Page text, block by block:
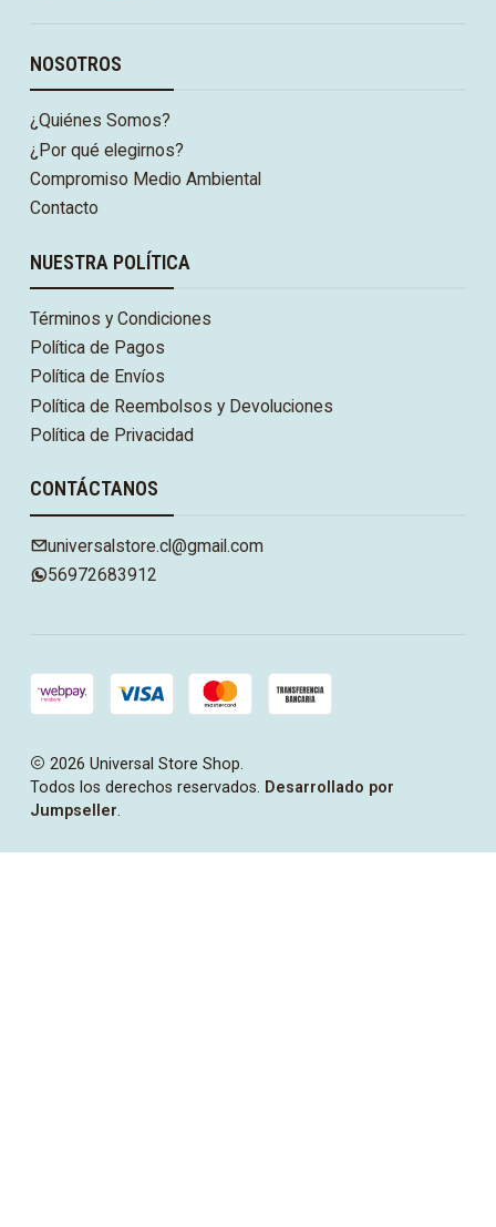
NOSOTROS
¿Quiénes Somos?
¿Por qué elegirnos?
Compromiso Medio Ambiental
Contacto
NUESTRA POLÍTICA
Términos y Condiciones
Política de Pagos
Política de Envíos
Política de Reembolsos y Devoluciones
Política de Privacidad
CONTÁCTANOS
universalstore.cl@gmail.com
56972683912
2026 Universal Store Shop.
Todos los derechos reservados. Desarrollado por
Jumpseller.